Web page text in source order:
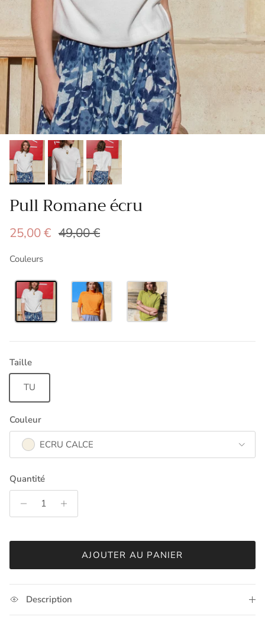
Pull Romane écru
Prix soldé
25,00 € Prix habituel
49,00 €
Couleurs
Taille
TU
Couleur
ECRU CALCE
Quantité
AJOUTER AU PANIER
Description